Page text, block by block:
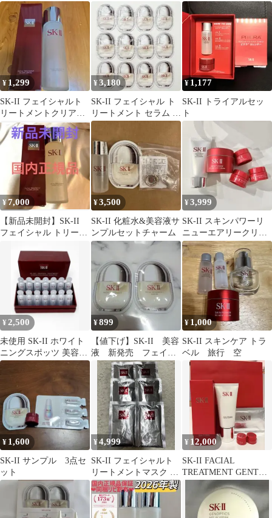
SK2下地をおつけます
¥ 1,299
SK-II フェイシャルト
リートメントクリアロ
ーション 空瓶 空箱
¥3,180
SK-II フェイシャル ト
リートメント セラム 美
容液 12包セット サンプ
¥ 1,177
SK-II トライアルセッ
ト
¥7,000
【新品未開封】SK-II
フェイシャル トリート
160ml
¥3,500
SK-II 化粧水&美容液サ
ンプルセットチャーム
¥3,999
SK-II スキンパワーリ
ニューエアリークリー
ム アイクリーム 洗
顔 セット
¥ 2,500
未使用 SK-II ホワイト
ニングスポッツ 美容液
【注意 0.5g 14個 】
¥899
【値下げ】SK-II 美容
液 新発売 フェイシ
ャルトリートメントセ
ラム
¥ 1,000
SK-II スキンケア トラ
ベル 旅行 空
¥ 1,600
SK-II サンプル 3点セ
ット
¥4,999
SK-II フェイシャルト
リートメントマスク 6
枚セット
¥ 12,000
SK-II FACIAL
TREATMENT GENTLE
CLEANSER